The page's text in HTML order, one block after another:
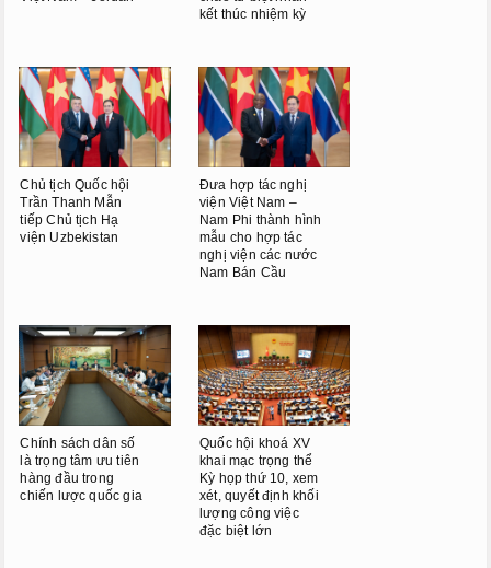
kết thúc nhiệm kỳ
Chủ tịch Quốc hội
Trần Thanh Mẫn
tiếp Chủ tịch Hạ
viện Uzbekistan
Đưa hợp tác nghị
viện Việt Nam –
Nam Phi thành hình
mẫu cho hợp tác
nghị viện các nước
Nam Bán Cầu
Chính sách dân số
là trọng tâm ưu tiên
hàng đầu trong
chiến lược quốc gia
Quốc hội khoá XV
khai mạc trọng thể
Kỳ họp thứ 10, xem
xét, quyết định khối
lượng công việc
đặc biệt lớn